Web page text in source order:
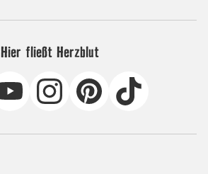
Hier fließt Herzblut